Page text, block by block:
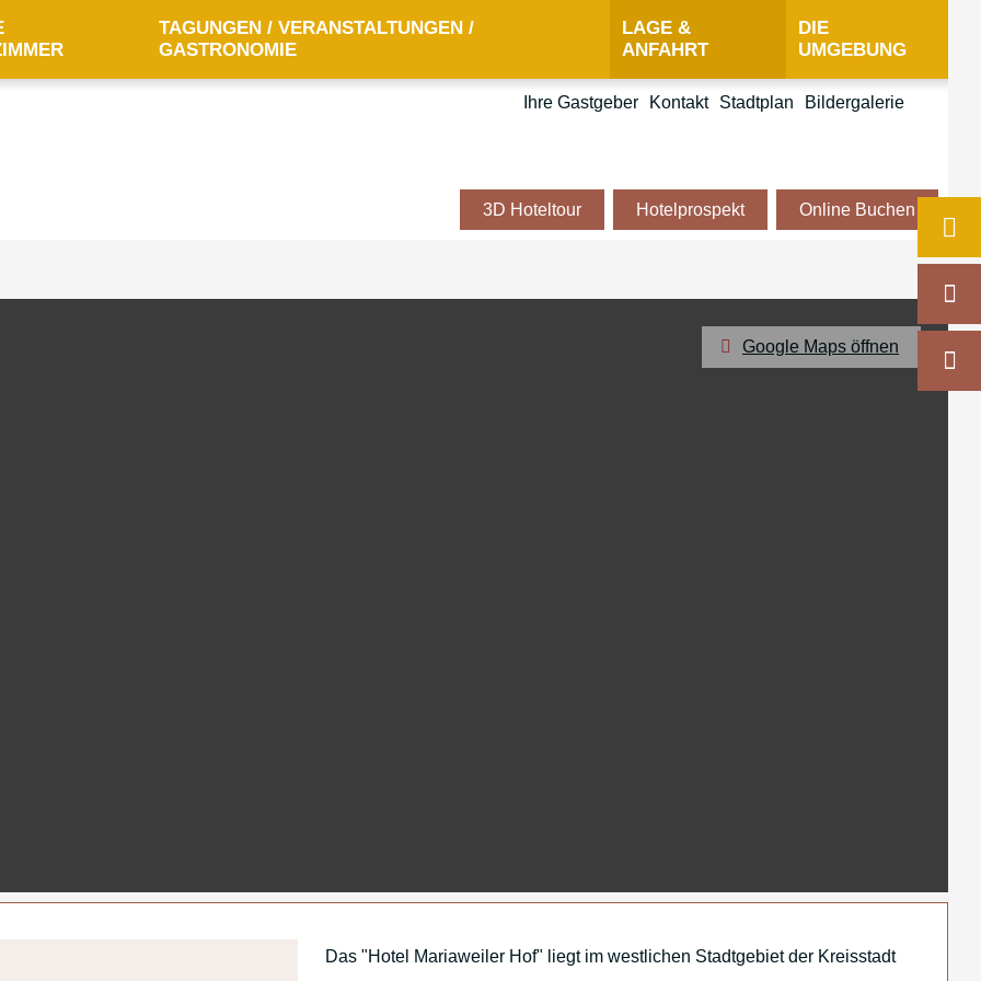
Ihre Gastgeber Kontakt Stadtplan Bildergalerie
3D Hoteltour Hotelprospekt Online Buchen
TAGUNGEN / VERANSTALTUNGEN /
GASTRONOMIE
LAGE &
ANFAHRT
DIE
UMGEBUNG
Google Maps öffnen
Das "Hotel Mariaweiler Hof" liegt im westlichen Stadtgebiet der Kreisstadt